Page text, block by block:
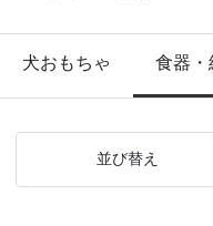
犬おもちゃ 食器・
並び替え